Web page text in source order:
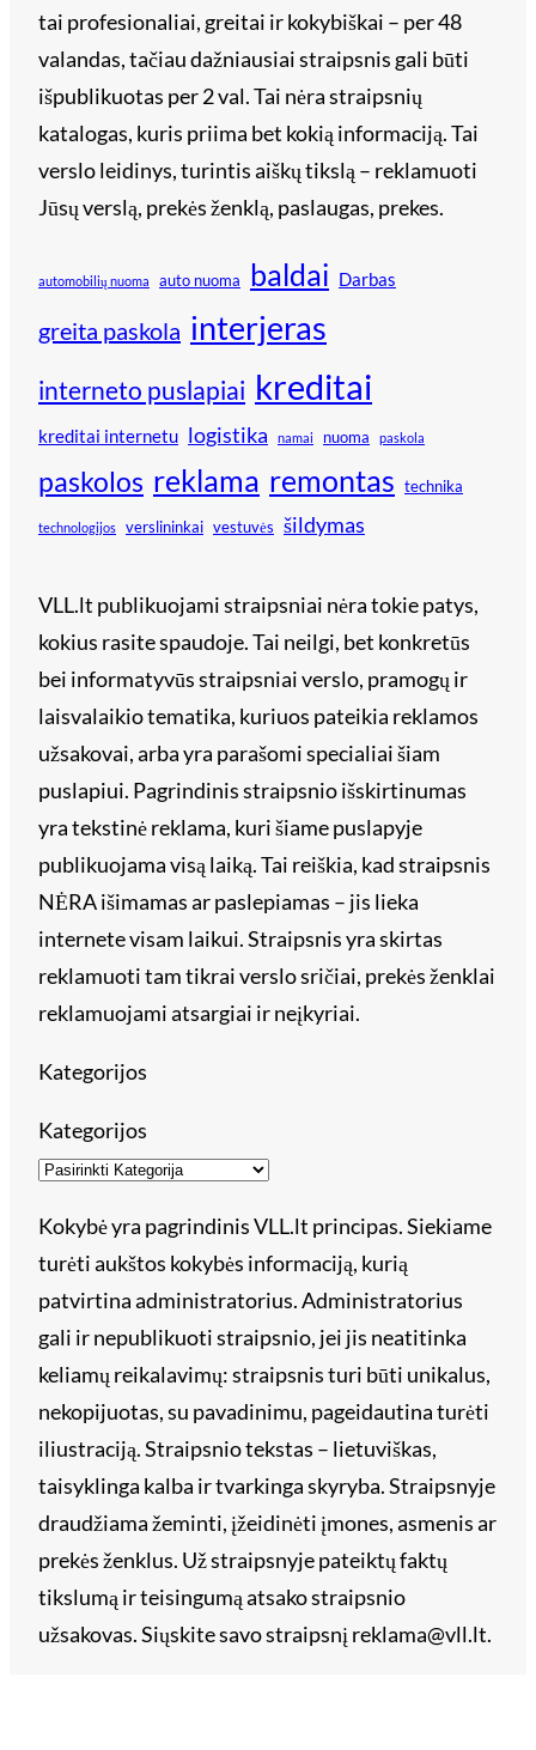
tai profesionaliai, greitai ir kokybiškai – per 48
valandas, tačiau dažniausiai straipsnis gali būti
išpublikuotas per 2 val. Tai nėra straipsnių
katalogas, kuris priima bet kokią informaciją. Tai
verslo leidinys, turintis aiškų tikslą – reklamuoti
Jūsų verslą, prekės ženklą, paslaugas, prekes.
automobilių nuoma auto nuoma baldai Darbas
greita paskola interjeras
interneto puslapiai kreditai
kreditai internetu logistika namai nuoma paskola
paskolos reklama remontas technika
technologijos verslininkai vestuvės šildymas
VLL.lt publikuojami straipsniai nėra tokie patys,
kokius rasite spaudoje. Tai neilgi, bet konkretūs
bei informatyvūs straipsniai verslo, pramogų ir
laisvalaikio tematika, kuriuos pateikia reklamos
užsakovai, arba yra parašomi specialiai šiam
puslapiui. Pagrindinis straipsnio išskirtinumas
yra tekstinė reklama, kuri šiame puslapyje
publikuojama visą laiką. Tai reiškia, kad straipsnis
NĖRA išimamas ar paslepiamas – jis lieka
internete visam laikui. Straipsnis yra skirtas
reklamuoti tam tikrai verslo sričiai, prekės ženklai
reklamuojami atsargiai ir neįkyriai.
Kategorijos
Kategorijos
Kokybė yra pagrindinis VLL.lt principas. Siekiame
turėti aukštos kokybės informaciją, kurią
patvirtina administratorius. Administratorius
gali ir nepublikuoti straipsnio, jei jis neatitinka
keliamų reikalavimų: straipsnis turi būti unikalus,
nekopijuotas, su pavadinimu, pageidautina turėti
iliustraciją. Straipsnio tekstas – lietuviškas,
taisyklinga kalba ir tvarkinga skyryba. Straipsnyje
draudžiama žeminti, įžeidinėti įmones, asmenis ar
prekės ženklus. Už straipsnyje pateiktų faktų
tikslumą ir teisingumą atsako straipsnio
užsakovas. Siųskite savo straipsnį reklama@vll.lt.